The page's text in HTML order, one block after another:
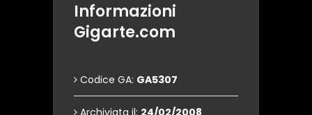
Informazioni
Gigarte.com
Codice GA: GA5307